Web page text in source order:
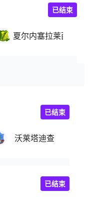
夏尔内塞拉莱西
已结束
沃莱塔迪查
已结束
已结束